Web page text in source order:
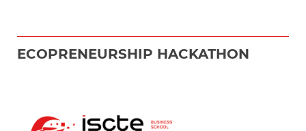
ECOPRENEURSHIP HACKATHON